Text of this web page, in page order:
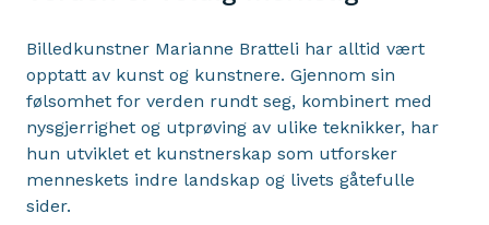
Billedkunstner Marianne Bratteli har alltid vært
opptatt av kunst og kunstnere. Gjennom sin
følsomhet for verden rundt seg, kombinert med
nysgjerrighet og utprøving av ulike teknikker, har
hun utviklet et kunstnerskap som utforsker
menneskets indre landskap og livets gåtefulle
sider.